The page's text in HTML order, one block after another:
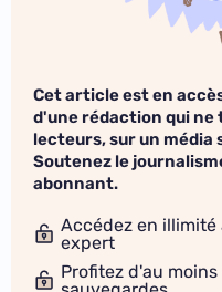
Cet article est en
d'une rédaction qui ne
lecteurs, sur un média
Soutenez le
abonnant.
Accédez en
expert
Profitez d'au moins